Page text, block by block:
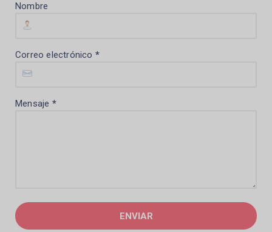
Nombre
Correo electrónico *
Mensaje *